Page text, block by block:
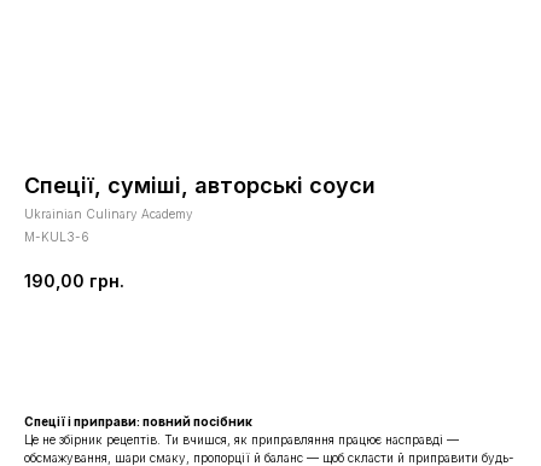
Спеції, суміші, авторські соуси
Ukrainian Culinary Academy
M-KUL3-6
190,00 грн.
Спеції і приправи: повний посібник
Це не збірник рецептів. Ти вчишся, як приправляння працює насправді —
обсмажування, шари смаку, пропорції й баланс — щоб скласти й приправити будь-